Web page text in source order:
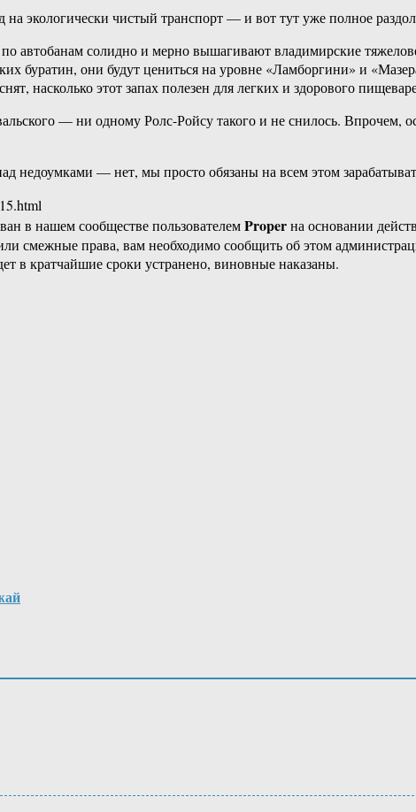
экологически чистый транспорт — и вот тут уже полное
автобанам солидно и мерно вышагивают владимирские
буратин, они будут цениться на уровне «Ламборгини» и
насколько этот запах полезен для легких и здорового
— ни одному Ролс-Ройсу такого и не снилось. Впрочем,
недоумками — нет, мы просто обязаны на всем этом
в нашем сообществе пользователемProperна основании
смежные права, вам необходимо сообщить об этом
в кратчайшие сроки устранено, виновные наказаны.